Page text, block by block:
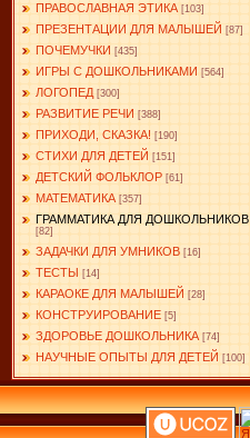
ПРАВОСЛАВНАЯ ЭТИКА [103]
ПРЕЗЕНТАЦИИ ДЛЯ МАЛЫШЕЙ [87]
ПОЧЕМУЧКИ [435]
ИГРЫ С ДОШКОЛЬНИКАМИ [564]
ЛОГОПЕД [300]
РАЗВИТИЕ РЕЧИ [388]
ПРИХОДИ, СКАЗКА! [190]
СТИХИ ДЛЯ ДЕТЕЙ [151]
ДЕТСКИЙ ФОЛЬКЛОР [61]
МАТЕМАТИКА [357]
ГРАММАТИКА ДЛЯ ДОШКОЛЬНИКОВ
[82]
ЗАДАЧКИ ДЛЯ УМНИКОВ [16]
ТЕСТЫ [14]
КАРАОКЕ ДЛЯ МАЛЫШЕЙ [28]
КОНСТРУИРОВАНИЕ [5]
ЗДОРОВЬЕ ДОШКОЛЬНИКА [74]
НАУЧНЫЕ ОПЫТЫ ДЛЯ ДЕТЕЙ [100]